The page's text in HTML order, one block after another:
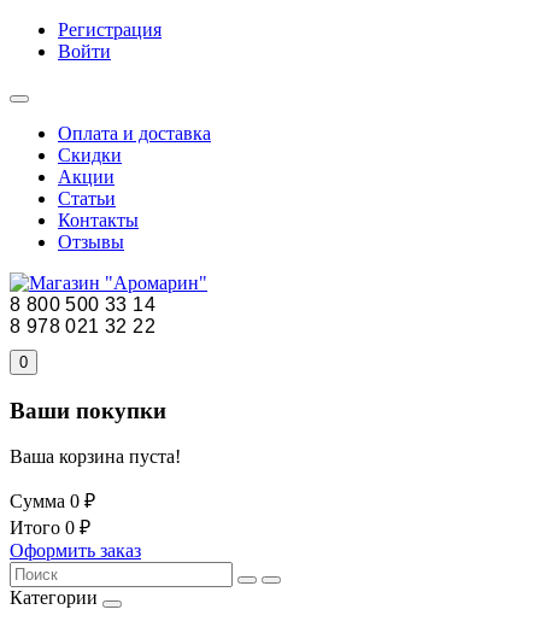
Регистрация
Войти
Оплата и доставка
Скидки
Акции
Статьи
Контакты
Отзывы
8 800 500 33 14
8 978 021 32 22
0
Ваши покупки
Ваша корзина пуста!
Сумма 0 ₽
Итого 0 ₽
Оформить заказ
Категории